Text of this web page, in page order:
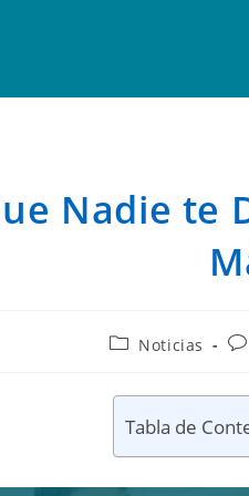
Nadie te
Noticias
Tabla de